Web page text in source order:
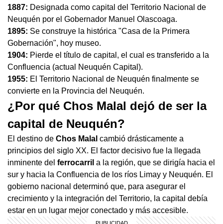
1887: Designada como capital del Territorio Nacional de
Neuquén por el Gobernador Manuel Olascoaga.
1895: Se construye la histórica "Casa de la Primera
Gobernación", hoy museo.
1904: Pierde el título de capital, el cual es transferido a la
Confluencia (actual Neuquén Capital).
1955: El Territorio Nacional de Neuquén finalmente se
convierte en la Provincia del Neuquén.
¿Por qué Chos Malal dejó de ser la
capital de Neuquén?
El destino de Chos Malal cambió drásticamente a
principios del siglo XX. El factor decisivo fue la llegada
inminente del ferrocarril a la región, que se dirigía hacia el
sur y hacia la Confluencia de los ríos Limay y Neuquén. El
gobierno nacional determinó que, para asegurar el
crecimiento y la integración del Territorio, la capital debía
estar en un lugar mejor conectado y más accesible.